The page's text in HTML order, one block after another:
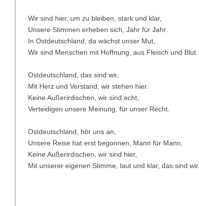
Wir sind hier, um zu bleiben, stark und klar,
Unsere Stimmen erheben sich, Jahr für Jahr.
In Ostdeutschland, da wächst unser Mut,
Wir sind Menschen mit Hoffnung, aus Fleisch und Blut.
Ostdeutschland, das sind wir,
Mit Herz und Verstand, wir stehen hier.
Keine Außerirdischen, wir sind echt,
Verteidigen unsere Meinung, für unser Recht.
Ostdeutschland, hör uns an,
Unsere Reise hat erst begonnen, Mann für Mann.
Keine Außerirdischen, wir sind hier,
Mit unserer eigenen Stimme, laut und klar, das sind wir.